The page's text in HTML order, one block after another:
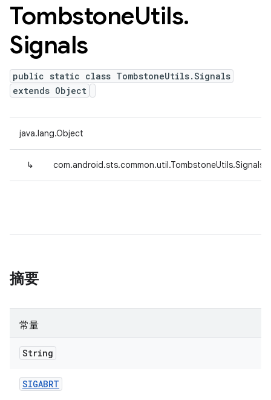
TombstoneUtils.
Signals
public static class TombstoneUtils.Signals
extends Object
java.lang.Object
↳ com.android.sts.common.util.TombstoneUtils.Signals
摘要
常量
String
SIGABRT